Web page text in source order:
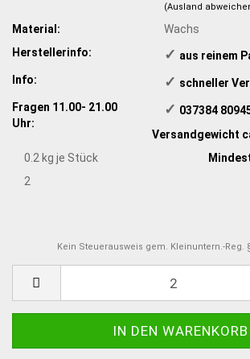
(Ausland
Material:
Wachs
Herstellerinfo:
✓ aus reinem
Info:
✓ ​schneller
Fragen 11.00- 21.00
Uhr:
✓
037384
Versandgewicht
0.2 kg je Stück
2
Kein Steuerausweis gem. Kleinuntern.-Reg.